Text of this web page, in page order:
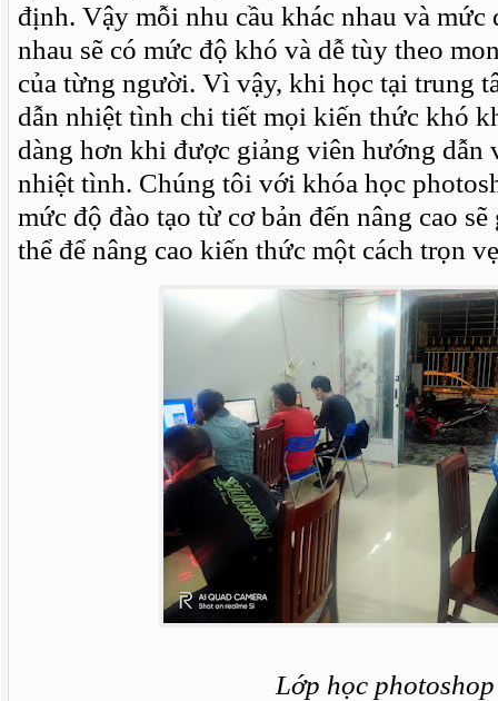
định. Vậy mỗi nhu cầu khác nhau và mức
nhau sẽ có mức độ khó và dễ tùy theo
của từng người. Vì vậy, khi học tại trung
dẫn nhiệt tình chi tiết mọi kiến thức khó
dàng hơn khi được giảng viên hướng dẫn
nhiệt tình. Chúng tôi với khóa học
mức độ đào tạo từ cơ bản đến nâng cao
thể để nâng cao kiến thức một cách trọn
Lớp học photoshop